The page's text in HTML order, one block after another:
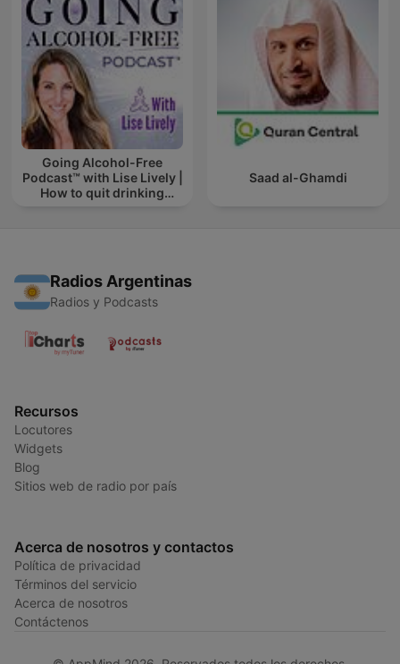
Going Alcohol-Free
Podcast™ with Lise Lively |
How to quit drinking
Saad al-Ghamdi
Radios Argentinas
Radios y Podcasts
Recursos
Locutores
Widgets
Blog
Sitios web de radio por país
Acerca de nosotros y contactos
Política de privacidad
Términos del servicio
Acerca de nosotros
Contáctenos